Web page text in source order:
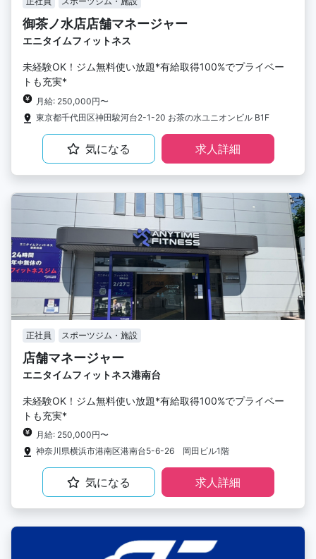
御茶ノ水店店舗マネージャー
エニタイムフィットネス
未経験OK！ジム無料使い放題*有給取得100%でプライベー
トも充実*
月給: 250,000円〜
東京都千代田区神田駿河台2-1-20 お茶の水ユニオンビル B1F
気になる 求人詳細
正社員 スポーツジム・施設
店舗マネージャー
エニタイムフィットネス港南台
未経験OK！ジム無料使い放題*有給取得100%でプライベー
トも充実*
月給: 250,000円〜
神奈川県横浜市港南区港南台5-6-26 岡田ビル1階
気になる 求人詳細